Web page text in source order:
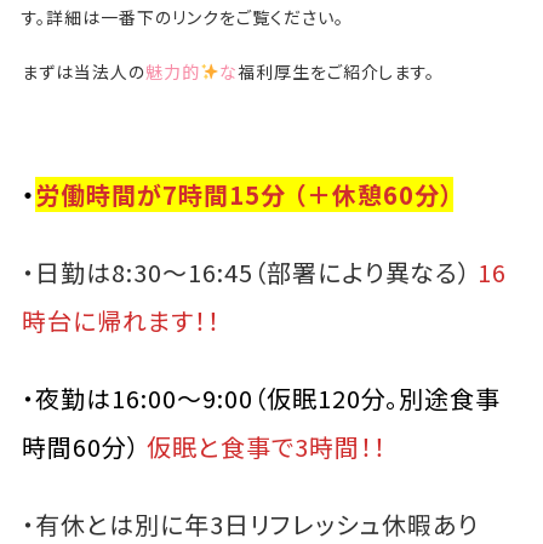
す。詳細は一番下のリンクをご覧ください。
まずは当法人の魅力的 な福利厚生をご紹介します。
・労働時間が7時間15分 （＋休憩60分）
・日勤は8:30～16:45（部署により異なる） 16
時台に帰れます！！
・夜勤は16:00～9:00（仮眠120分。別途食事
時間60分） 仮眠と食事で3時間！！
・有休とは別に年3日リフレッシュ休暇あり